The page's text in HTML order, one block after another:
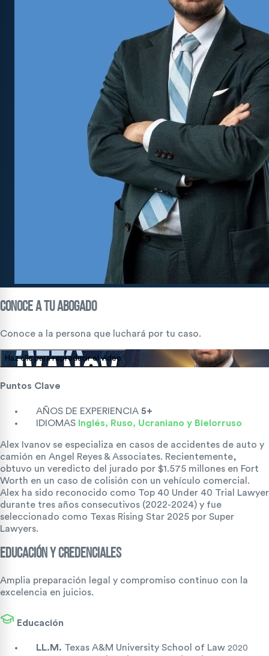
CONOCE A TUABOGADO
Conoce a la persona que luchará por tu caso.
Haz clic para reproducir el video
Puntos Clave
AÑOS DE EXPERIENCIA 5+
IDIOMAS Inglés, Ruso, Ucraniano y Bielorruso
Alex Ivanov se especializa en casos de accidentes de auto y
camión en Angel Reyes & Associates. Recientemente,
obtuvo un veredicto del jurado por $1.575 millones en Fort
Worth en un caso de colisión con un vehículo comercial.
Alex ha sido reconocido como Top 40 Under 40 Trial Lawyer
durante tres años consecutivos (2022-2024) y fue
seleccionado como Texas Rising Star 2025 por Super
Lawyers.
EDUCACIÓN Y CREDENCIALES
Amplia preparación legal y compromiso continuo con la
excelencia en juicios.
Educación
LL.M. Texas A&M University School of Law 2020